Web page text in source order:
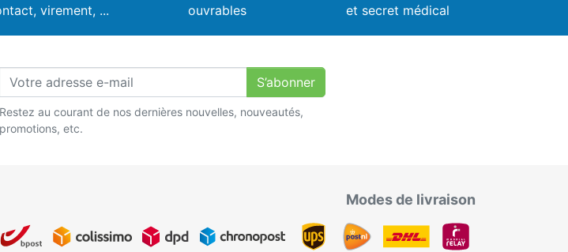
virement, ...
ouvrables
et secret médical
S’abonner
Restez au courant de nos dernières nouvelles, nouveautés,
promotions, etc.
Modes de livraison